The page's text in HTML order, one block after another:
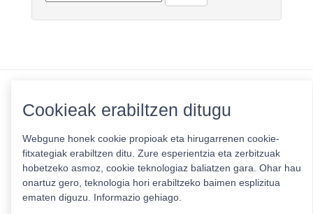
|
Erabilera baldintzak
Kontaktua|Estatistikak
Babeslea:
Cookieak erabiltzen ditugu
Webgune honek cookie propioak eta hirugarrenen cookie-
fitxategiak erabiltzen ditu. Zure esperientzia eta zerbitzuak
hobetzeko asmoz, cookie teknologiaz baliatzen gara. Ohar hau
onartuz gero, teknologia hori erabiltzeko baimen esplizitua
ematen diguzu. Informazio gehiago.